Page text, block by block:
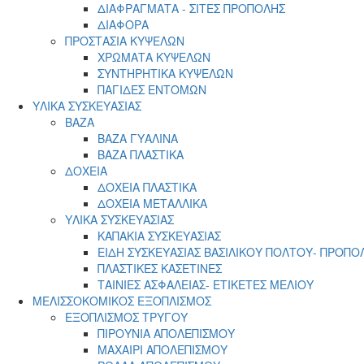
ΔΙΑΦΡΑΓΜΑΤΑ - ΣΙΤΕΣ ΠΡΟΠΟΛΗΣ
ΔΙΑΦΟΡΑ
ΠΡΟΣΤΑΣΙΑ ΚΥΨΕΛΩΝ
ΧΡΩΜΑΤΑ ΚΥΨΕΛΩΝ
ΣΥΝΤΗΡΗΤΙΚΑ ΚΥΨΕΛΩΝ
ΠΑΓΙΔΕΣ ΕΝΤΟΜΩΝ
ΥΛΙΚΑ ΣΥΣΚΕΥΑΣΙΑΣ
ΒΑΖΑ
ΒΑΖΑ ΓΥΑΛΙΝΑ
ΒΑΖΑ ΠΛΑΣΤΙΚΑ
ΔΟΧΕΙΑ
ΔΟΧΕΙΑ ΠΛΑΣΤΙΚΑ
ΔΟΧΕΙΑ ΜΕΤΑΛΛΙΚΑ
ΥΛΙΚΑ ΣΥΣΚΕΥΑΣΙΑΣ
ΚΑΠΑΚΙΑ ΣΥΣΚΕΥΑΣΙΑΣ
ΕΙΔΗ ΣΥΣΚΕΥΑΣΙΑΣ ΒΑΣΙΛΙΚΟΥ ΠΟΛΤΟΥ-
ΠΛΑΣΤΙΚΕΣ ΚΑΣΕΤΙΝΕΣ
ΤΑΙΝΙΕΣ ΑΣΦΑΛΕΙΑΣ- ΕΤΙΚΕΤΕΣ ΜΕΛΙΟΥ
ΜΕΛΙΣΣΟΚΟΜΙΚΟΣ ΕΞΟΠΛΙΣΜΟΣ
ΕΞΟΠΛΙΣΜΟΣ ΤΡΥΓΟΥ
ΠΙΡΟΥΝΙΑ ΑΠΟΛΕΠΙΣΜΟΥ
ΜΑΧΑΙΡΙ ΑΠΟΛΕΠΙΣΜΟΥ